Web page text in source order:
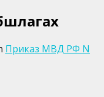
Приказ МВД РФ N